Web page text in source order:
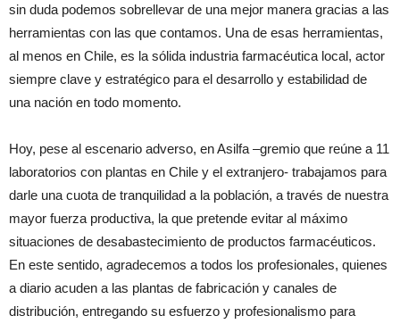
sin duda podemos sobrellevar de una mejor manera gracias a las
herramientas con las que contamos. Una de esas herramientas,
al menos en Chile, es la sólida industria farmacéutica local, actor
siempre clave y estratégico para el desarrollo y estabilidad de
una nación en todo momento.
Hoy, pese al escenario adverso, en Asilfa –gremio que reúne a 11
laboratorios con plantas en Chile y el extranjero- trabajamos para
darle una cuota de tranquilidad a la población, a través de nuestra
mayor fuerza productiva, la que pretende evitar al máximo
situaciones de desabastecimiento de productos farmacéuticos.
En este sentido, agradecemos a todos los profesionales, quienes
a diario acuden a las plantas de fabricación y canales de
distribución, entregando su esfuerzo y profesionalismo para